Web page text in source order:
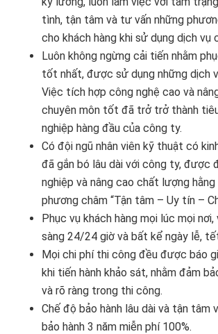
tình, tận tâm và tư vấn những
cho khách hàng khi sử dụng dịch vụ
Luôn không ngừng cải tiến nhằm
tốt nhất, được sử dụng những dịch
Việc tích hợp công nghệ cao và
chuyên môn tốt đã trở trở thành
nghiệp hàng đầu của công ty.
Có đội ngũ nhân viên kỹ thuật có
đã gắn bó lâu dài với công ty, được
nghiệp và nâng cao chất lượng hằng
phương châm “Tận tâm – Uy tín –
Phục vụ khách hàng mọi lúc mọi
sàng 24/24 giờ và bất kể ngày lễ,
Mọi chi phí thi công đều được báo
khi tiến hành khảo sát, nhằm đảm
và rõ ràng trong thi công.
Chế độ bảo hành lâu dài và tận tâm
bảo hành 3 năm miễn phí 100%.